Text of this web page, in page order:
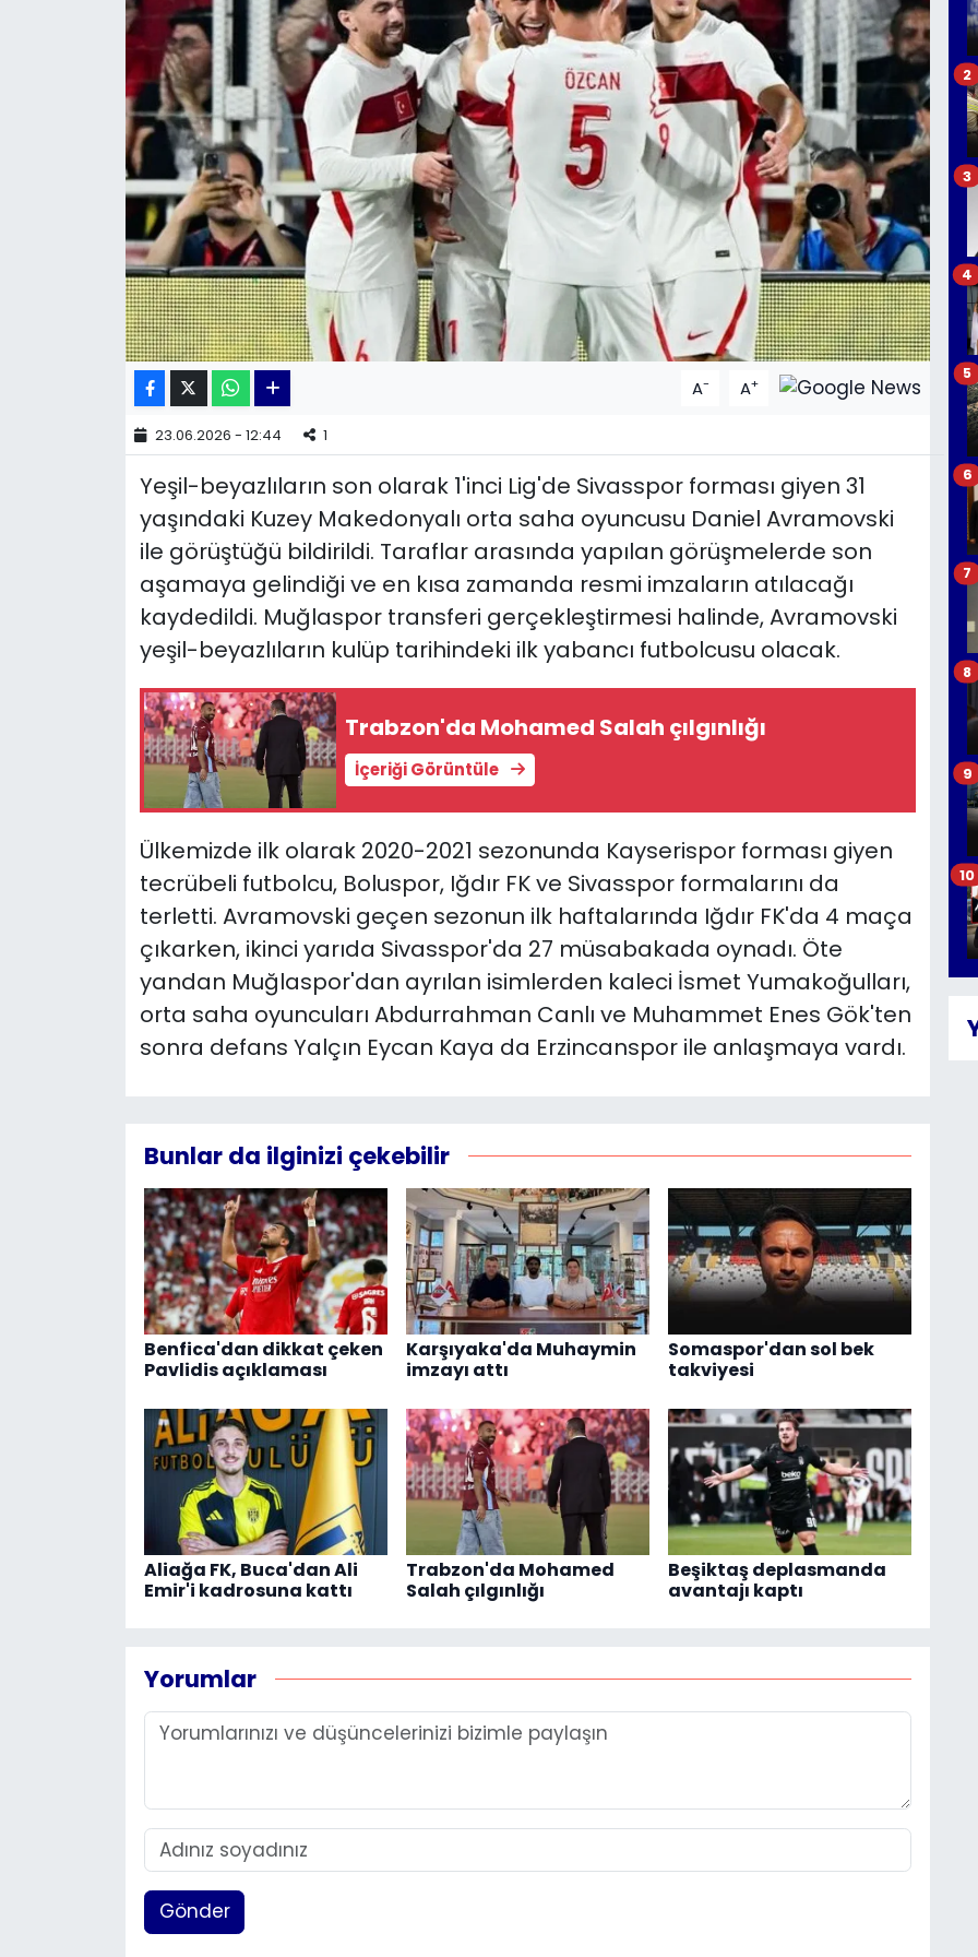
A- A+
23.06.2026 - 12:44 1
Yeşil-beyazlıların son olarak 1'inci Lig'de Sivasspor forması giyen 31
yaşındaki Kuzey Makedonyalı orta saha oyuncusu Daniel Avramovski
ile görüştüğü bildirildi. Taraflar arasında yapılan görüşmelerde son
aşamaya gelindiği ve en kısa zamanda resmi imzaların atılacağı
kaydedildi. Muğlaspor transferi gerçekleştirmesi halinde, Avramovski
yeşil-beyazlıların kulüp tarihindeki ilk yabancı futbolcusu olacak.
Trabzon'da Mohamed Salah çılgınlığı
İçeriği Görüntüle
Ülkemizde ilk olarak 2020-2021 sezonunda Kayserispor forması giyen
tecrübeli futbolcu, Boluspor, Iğdır FK ve Sivasspor formalarını da
terletti. Avramovski geçen sezonun ilk haftalarında Iğdır FK'da 4 maça
çıkarken, ikinci yarıda Sivasspor'da 27 müsabakada oynadı. Öte
yandan Muğlaspor'dan ayrılan isimlerden kaleci İsmet Yumakoğulları,
orta saha oyuncuları Abdurrahman Canlı ve Muhammet Enes Gök'ten
sonra defans Yalçın Eycan Kaya da Erzincanspor ile anlaşmaya vardı.
Bunlar da ilginizi çekebilir
Benfica'dan dikkat çeken
Pavlidis açıklaması
Karşıyaka'da Muhaymin
imzayı attı
Somaspor'dan sol bek
takviyesi
Aliağa FK, Buca'dan Ali
Emir'i kadrosuna kattı
Trabzon'da Mohamed
Salah çılgınlığı
Beşiktaş deplasmanda
avantajı kaptı
Yorumlar
Gönder
2
3
4
5
6
7
8
9
10
KÜLTÜR SANAT
MAGAZİN
POLİTİKA
SAĞLIK
Siyaset
TEKNOLOJİ
YEREL POLİTİKA
YEREL YÖNETİMLER